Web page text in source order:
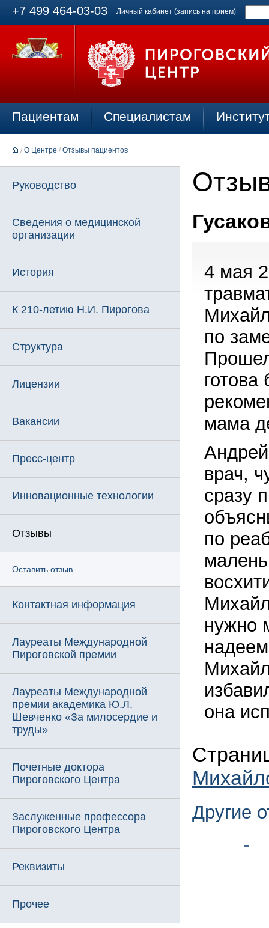
+7 499 464-03-03 Личный кабинет (запись на прием)
Пациентам Специалистам
/ О Центре / Отзывы пациентов
Руководство
Сведения о медицинской
организации
История
К 210-летию Н.И. Пирогова
Структура
Лицензии
Вакансии
Пресс-центр
Инновационные технологии
Отзывы
Оставить отзыв
Контактная информация
Лауреаты Международной
Пироговской премии
Лауреаты Международной
премии академика Ю.Л.
Шевченко «За милосердие и
труды»
Почетные доктора
Пироговского Центра
Заслуженные профессора
Пироговского Центра
Реквизиты
Прочее
4 мая
по
готова
мама
врач,
сразу
по
нужно
она
Другие